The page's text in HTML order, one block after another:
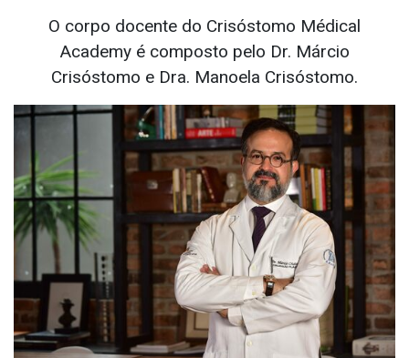
O corpo docente do Crisóstomo Médical
Academy é composto pelo Dr. Márcio
Crisóstomo e Dra. Manoela Crisóstomo.